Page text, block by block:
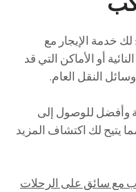
لك خدمة الإيجار مع
أو الأماكن التي قد
النقل العام.
وأفضل للوصول إلى
مما يتيح لك اكتشاف المزيد
سيارة عائلية 7 ركاب مع سائق على الرحلات